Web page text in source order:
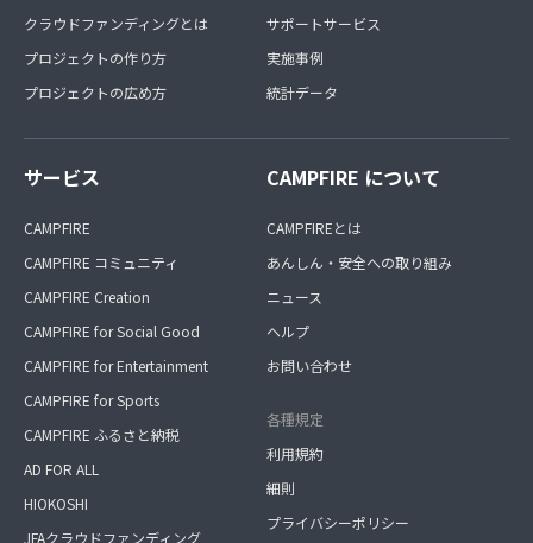
クラウドファンディングとは
プロジェクトの作り方
プロジェクトの広め方
サポートサービス
実施事例
統計データ
サービス
CAMPFIRE
CAMPFIRE コミュニティ
CAMPFIRE Creation
CAMPFIRE for Social Good
CAMPFIRE for Entertainment
CAMPFIRE for Sports
CAMPFIRE ふるさと納税
AD FOR ALL
HIOKOSHI
JFAクラウドファンディング
CAMPFIRE について
CAMPFIREとは
あんしん・安全への取り組み
ニュース
ヘルプ
お問い合わせ
各種規定
利用規約
細則
プライバシーポリシー